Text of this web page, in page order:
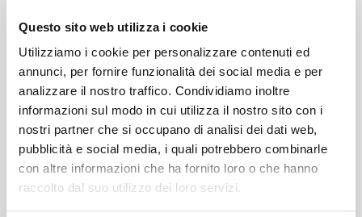
Questo sito web utilizza i cookie
Utilizziamo i cookie per personalizzare contenuti ed
annunci, per fornire funzionalità dei social media e per
analizzare il nostro traffico. Condividiamo inoltre
informazioni sul modo in cui utilizza il nostro sito con i
nostri partner che si occupano di analisi dei dati web,
pubblicità e social media, i quali potrebbero combinarle
con altre informazioni che ha fornito loro o che hanno
raccolto dal suo utilizzo dei loro servizi.
congestionato. Con BusForFun, il
parcheggio non è più un tuo problema. Il
nostro autista si occupa di tutto,
lasciandoti libero di goderti l'attesa con i
tuoi amici.
Rientro Post-Concerto in Totale
Sicurezza: Ballare sulle note di "Timber",